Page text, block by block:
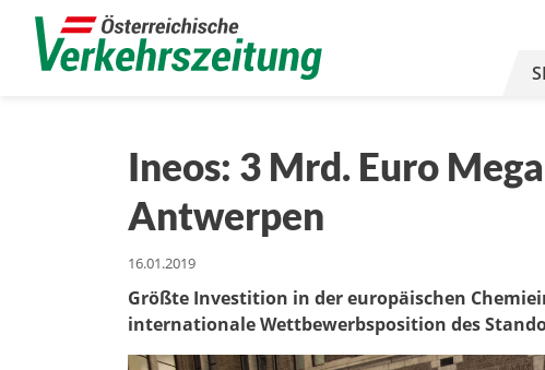
Ineos: 3 Mrd. Euro
Antwerpen
16.01.2019
Größte Investition in der europäischen
internationale Wettbewerbsposition des